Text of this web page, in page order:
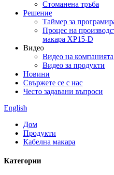
Стоманена тръба
Решение
Таймер за
Процес на
макара XP15-D
Видео
Видео на компанията
Видео за продукти
Новини
Свържете се с нас
Често задавани въпроси
English
Дом
Продукти
Кабелна макара
Категории